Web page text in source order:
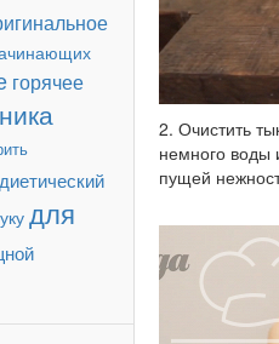
горячее
диетический
для
2. Очистить
немного воды
пущей